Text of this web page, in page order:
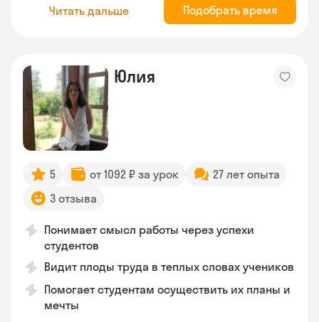
Читать дальше Подобрать время
Юлия
5 от 1092 ₽ за урок
27 лет опыта
3 отзыва
Понимает смысл работы через успехи
студентов
Видит плоды труда в теплых словах учеников
Помогает студентам осуществить их планы и
мечты